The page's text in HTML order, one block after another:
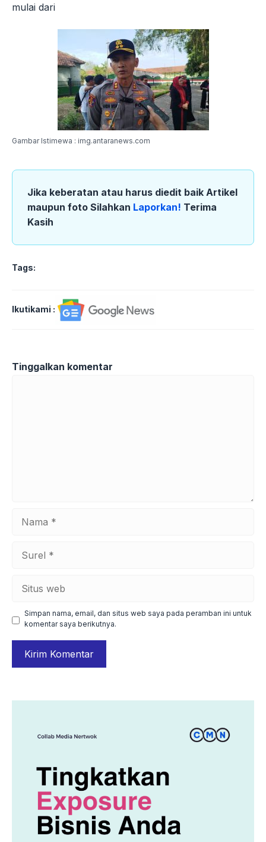
mulai dari
Gambar Istimewa : img.antaranews.com
Jika keberatan atau harus diedit baik Artikel
maupun foto Silahkan Laporkan! Terima
Kasih
Tags:
Ikutikami :
Tinggalkan komentar
web
Simpan nama, email, dan situs web saya pada peramban ini untuk
komentar saya berikutnya.